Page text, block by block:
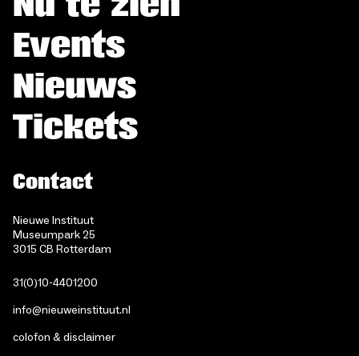
Events
Nieuws
Tickets
Contact
Nieuwe Instituut
Museumpark 25
3015 CB Rotterdam
31(0)10-4401200
info@nieuweinstituut.nl
colofon & disclaimer